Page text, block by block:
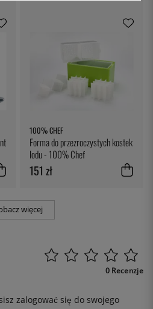
100% CHEF
Forma do przezroczystych kostek
lodu - 100% Chef
151 zł
więcej
0 Recenzje
zalogować się do swojego